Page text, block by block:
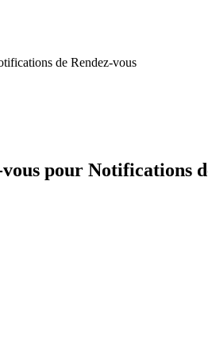
de Rendez-vous
pour Notifications